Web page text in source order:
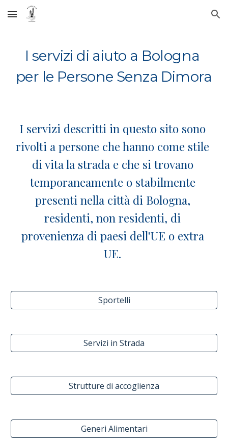
Skip to main content Skip to navigation
I servizi di aiuto a Bologna
per le Persone Senza Dimora
I servizi descritti in questo sito sono
rivolti a persone che hanno come stile
di vita la strada e che si trovano
temporaneamente o stabilmente
presenti nella città di Bologna,
residenti, non residenti, di
provenienza di paesi dell'UE o extra
UE.
Sportelli
Servizi in Strada
Strutture di accoglienza
Generi Alimentari